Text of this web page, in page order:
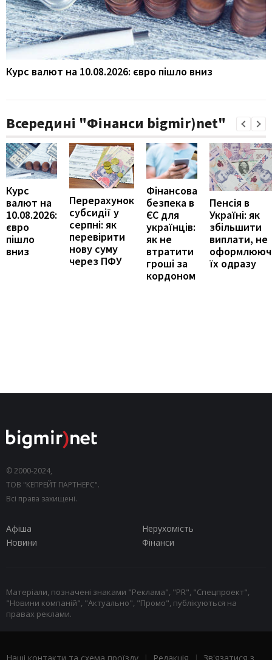
Курс валют на 10.08.2026: євро пішло вниз
Всередині "Фінанси bigmir)net"
Курс
валют на
10.08.2026:
євро
пішло
вниз
Перерахунок
субсидії у
серпні: як
перевірити
нову суму
через ПФУ
Фінансова
безпека в
ЄС для
українців:
як не
втратити
гроші за
кордоном
Пенсія в
Україні: як
збільшити
виплати, не
їх одразу
© 2000-2024,
ТОВ "КЕПРЕЙТ ПАРТНЕРС".
Всі права захищені.
Афіша
Нерухомість
Новини
Фінанси
Матеріали, позначені знаками "Реклама", "PR", "Спецпроект",
"Новини компаній", "Актуально", "Промо", публікуються на
правах реклами.